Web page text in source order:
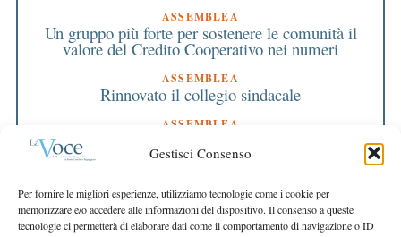
Gestisci Consenso
Per fornire le migliori esperienze, utilizziamo tecnologie come i cookie per
memorizzare e/o accedere alle informazioni del dispositivo. Il consenso a queste
tecnologie ci permetterà di elaborare dati come il comportamento di navigazione o ID
ASSEMBLEA
Un gruppo più forte per sostenere le comunità il
valore del Credito Cooperativo nei numeri
ASSEMBLEA
Rinnovato il collegio sindacale
ASSEMBLEA
Bilancio approvato all’unanimità e 2 milioni
destinati al territorio
EDITORIALE DIRETTORE
Crescere restando riconoscibili
EDITORIALE PRESIDENTE